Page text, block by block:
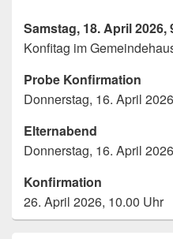
Samstag, 18. April 2026,
Konfitag im
Probe Konfirmation
Donnerstag, 16. April
Elternabend
Donnerstag, 16. April
Konfirmation
26. April 2026, 10.00 Uhr